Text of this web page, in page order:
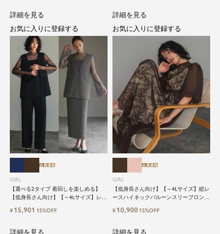
GIRL
【選べる2タイプ 着回しを楽しめる】
【低身長さん向け】【～4Lサイズ】レイ
カートorワイドパンツセットアップロン
ティードレス
会員価格
¥ 15,901 15%OFF
詳細を見る
お気に入りに登録する
GIRL
【低身長さん向け】【～4Lサイズ】総レ
ースハイネックバルーンスリーブロング
会員価格
¥ 10,900 15%OFF
詳細を見る
お気に入りに登録する
詳細を見る
詳細を見る